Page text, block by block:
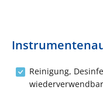
Reinigung,